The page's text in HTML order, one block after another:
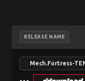
RELEASE NAME
Mech.Fortress-